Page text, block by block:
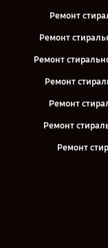
Ремонт
Ремонт
Ремонт
Ремонт
Ремонт
Ремонт
Ремонт
Ремонт
Ремонт